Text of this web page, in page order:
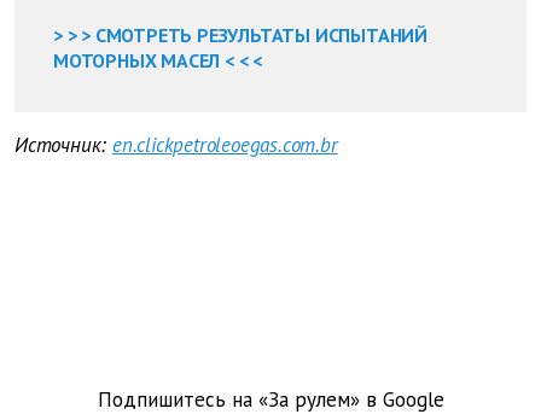
> > > СМОТРЕТЬ РЕЗУЛЬТАТЫ ИСПЫТАНИЙ
МОТОРНЫХ МАСЕЛ < < <
Источник: en.clickpetroleoegas.com.br
Подпишитесь на «За рулем» в Google